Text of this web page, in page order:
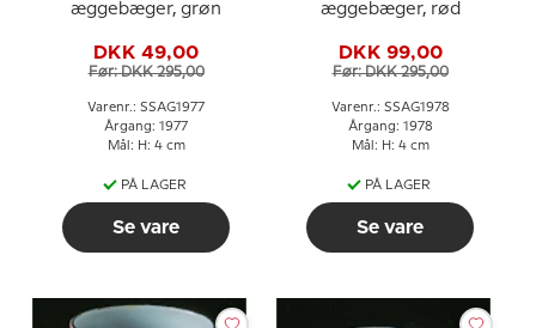
æggebæger, grøn
DKK 49,00
Før: DKK 295,00
Varenr.: SSAG1977
Årgang: 1977
Mål: H: 4 cm
PÅ LAGER
Se vare
æggebæger, rød
DKK 99,00
Før: DKK 295,00
Varenr.: SSAG1978
Årgang: 1978
Mål: H: 4 cm
PÅ LAGER
Se vare